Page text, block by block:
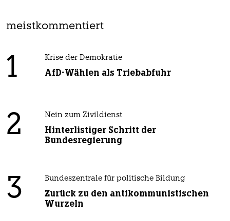
meistkommentiert
1 Krise der Demokratie
AfD-Wählen als Triebabfuhr
2 Nein zum Zivildienst
Hinterlistiger Schritt der
Bundesregierung
3 Bundeszentrale für politische Bildung
Zurück zu den antikommunistischen
Wurzeln